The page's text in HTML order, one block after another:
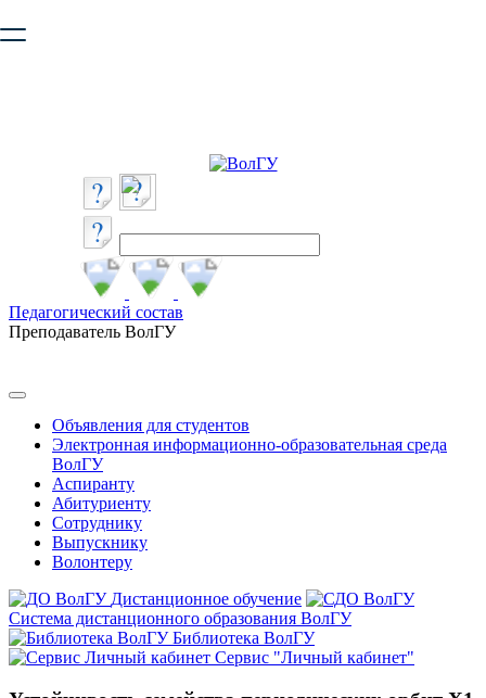
безопасную работу с сайтом. Пожалуйста
Педагогический состав
Преподаватель ВолГУ
Объявления для студентов
Электронная информационно-образовательная среда
ВолГУ
Аспиранту
Абитуриенту
Сотруднику
Выпускнику
Волонтеру
Дистанционное обучение
Система дистанционного образования ВолГУ
Библиотека ВолГУ
Сервис "Личный кабинет"